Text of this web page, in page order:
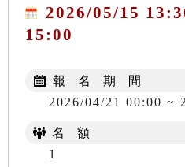
2026/05/15
15:00
報 名 期 間
2026/04/21 00:00 ~
名 額
1